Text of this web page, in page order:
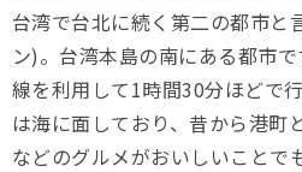
台湾で台北に続く第二の都市と
ン)。台湾本島の南にある都市
線を利用して1時間30分ほどで
は海に面しており、昔から港町
などのグルメがおいしいことで